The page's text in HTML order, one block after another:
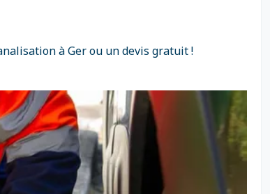
à Ger ou un devis gratuit !